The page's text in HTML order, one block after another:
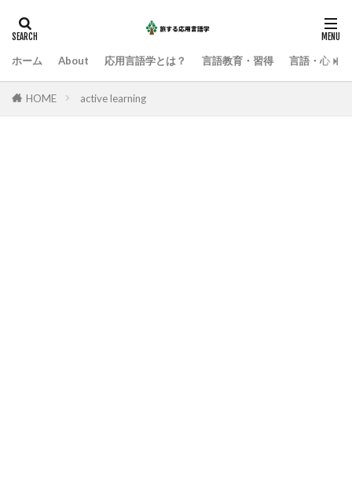
ホーム About 応用言語学とは？ 言語教育・習得 言語・心・
HOME active learning